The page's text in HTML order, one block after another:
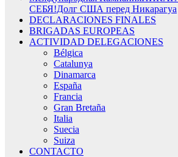
СЕБЯ!Долг США перед Никарагуа
DECLARACIONES FINALES
BRIGADAS EUROPEAS
ACTIVIDAD DELEGACIONES
Bélgica
Catalunya
Dinamarca
España
Francia
Gran Bretaña
Italia
Suecia
Suiza
CONTACTO